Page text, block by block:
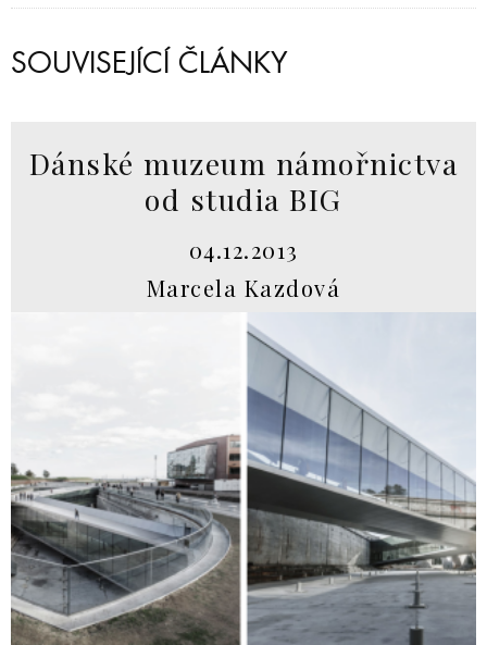
SOUVISEJÍCÍ ČLÁNKY
Dánské muzeum námořnictva
od studia BIG
04.12.2013
Marcela Kazdová